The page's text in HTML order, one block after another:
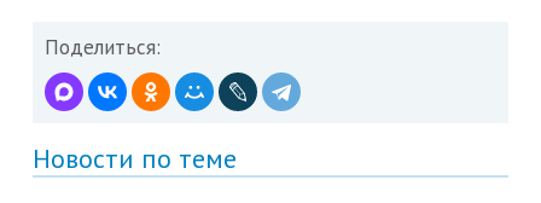
Поделиться:
Новости по теме